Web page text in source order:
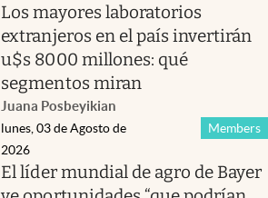
Los mayores laboratorios
extranjeros en el país invertirán
u$s 8000 millones: qué
segmentos miran
Juana Posbeyikian
Members
lunes, 03 de Agosto de
2026
El líder mundial de agro de Bayer